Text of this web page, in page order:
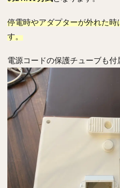
停電時やアダプターが外れた
す。
電源コードの保護チューブも付